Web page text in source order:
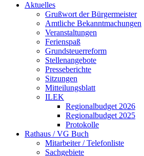
Aktuelles
Grußwort der Bürgermeister
Amtliche Bekanntmachungen
Veranstaltungen
Ferienspaß
Grundsteuerreform
Stellenangebote
Presseberichte
Sitzungen
Mitteilungsblatt
ILEK
Regionalbudget 2026
Regionalbudget 2025
Protokolle
Rathaus / VG Buch
Mitarbeiter / Telefonliste
Sachgebiete